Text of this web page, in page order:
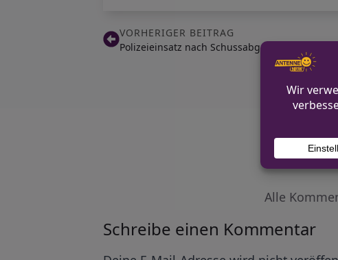
VORHERIGER BEITRAG
Polizeieinsatz nach Schussabgaben in Oelde
Alle
Schreibe einen Kommentar